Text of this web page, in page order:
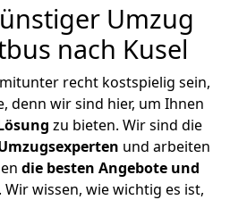
Umzug
nach Kusel
recht kostspielig sein,
denn wir sind hier, um Ihnen
zu bieten. Wir sind die
und arbeiten
die besten Angebote und
Wir wissen, wie wichtig es ist,